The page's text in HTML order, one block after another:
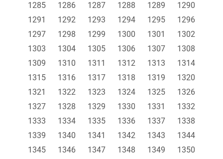
1285
1286 1287 1288 1289
1290
1291
1292 1293 1294 1295
1296
1297
1298 1299 1300 1301
1302
1303
1304 1305 1306 1307
1308
1309
1310 1311 1312 1313
1314
1315
1316 1317 1318 1319
1320
1321
1322 1323 1324 1325
1326
1327
1328 1329 1330 1331
1332
1333
1334 1335 1336 1337
1338
1339
1340 1341 1342 1343
1344
1345
1346 1347 1348 1349
1350